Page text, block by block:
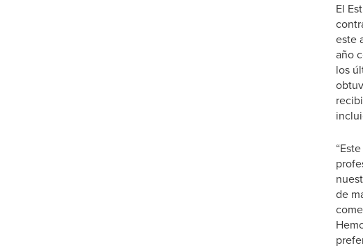
El
este
año
los
de